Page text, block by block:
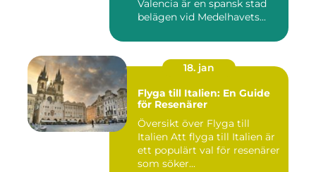
Valencia är en spansk stad
belägen vid Medelhavets...
18. jan
Flyga till Italien: En Guide
för Resenärer
Översikt över Flyga till
Italien Att flyga till Italien är
ett populärt val för resenärer
som söker...